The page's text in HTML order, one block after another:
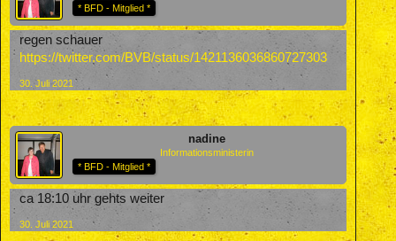
* BFD - Mitglied *
regen schauer
https://twitter.com/BVB/status/1421136036860727303
30. Juli 2021
nadine
Informationsministerin
* BFD - Mitglied *
ca 18:10 uhr gehts weiter
30. Juli 2021